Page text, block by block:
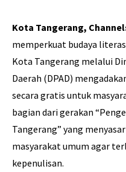
Kota Tangerang,
memperkuat budaya
Kota Tangerang melalui
Daerah (DPAD)
secara gratis untuk
bagian dari gerakan
Tangerang” yang
masyarakat umum agar
kepenulisan.